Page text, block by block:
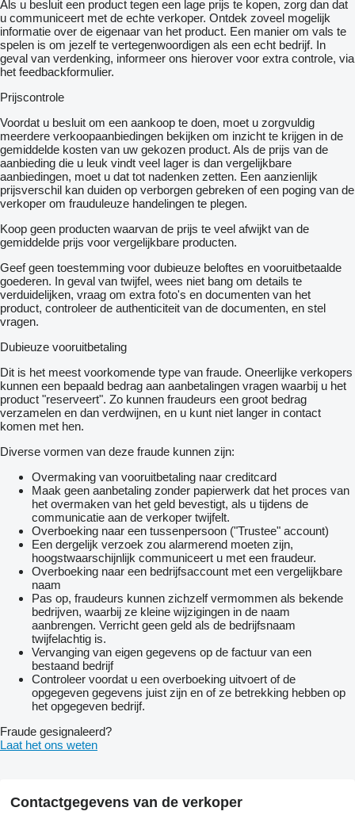
Als u besluit een product tegen een lage prijs te kopen, zorg dan dat
u communiceert met de echte verkoper. Ontdek zoveel mogelijk
informatie over de eigenaar van het product. Een manier om vals te
spelen is om jezelf te vertegenwoordigen als een echt bedrijf. In
geval van verdenking, informeer ons hierover voor extra controle, via
het feedbackformulier.
Prijscontrole
Voordat u besluit om een ​​aankoop te doen, moet u zorgvuldig
meerdere verkoopaanbiedingen bekijken om inzicht te krijgen in de
gemiddelde kosten van uw gekozen product. Als de prijs van de
aanbieding die u leuk vindt veel lager is dan vergelijkbare
aanbiedingen, moet u dat tot nadenken zetten. Een aanzienlijk
prijsverschil kan duiden op verborgen gebreken of een poging van de
verkoper om frauduleuze handelingen te plegen.
Koop geen producten waarvan de prijs te veel afwijkt van de
gemiddelde prijs voor vergelijkbare producten.
Geef geen toestemming voor dubieuze beloftes en vooruitbetaalde
goederen. In geval van twijfel, wees niet bang om details te
verduidelijken, vraag om extra foto's en documenten van het
product, controleer de authenticiteit van de documenten, en stel
vragen.
Dubieuze vooruitbetaling
Dit is het meest voorkomende type van fraude. Oneerlijke verkopers
kunnen een bepaald bedrag aan aanbetalingen vragen waarbij u het
product "reserveert". Zo kunnen fraudeurs een groot bedrag
verzamelen en dan verdwijnen, en u kunt niet langer in contact
komen met hen.
Diverse vormen van deze fraude kunnen zijn:
Overmaking van vooruitbetaling naar creditcard
Maak geen aanbetaling zonder papierwerk dat het proces van
het overmaken van het geld bevestigt, als u tijdens de
communicatie aan de verkoper twijfelt.
Overboeking naar een tussenpersoon ("Trustee" account)
Een dergelijk verzoek zou alarmerend moeten zijn,
hoogstwaarschijnlijk communiceert u met een fraudeur.
Overboeking naar een bedrijfsaccount met een vergelijkbare
naam
Pas op, fraudeurs kunnen zichzelf vermommen als bekende
bedrijven, waarbij ze kleine wijzigingen in de naam
aanbrengen. Verricht geen geld als de bedrijfsnaam
twijfelachtig is.
Vervanging van eigen gegevens op de factuur van een
bestaand bedrijf
Controleer voordat u een overboeking uitvoert of de
opgegeven gegevens juist zijn en of ze betrekking hebben op
het opgegeven bedrijf.
Fraude gesignaleerd?
Laat het ons weten
Contactgegevens van de verkoper